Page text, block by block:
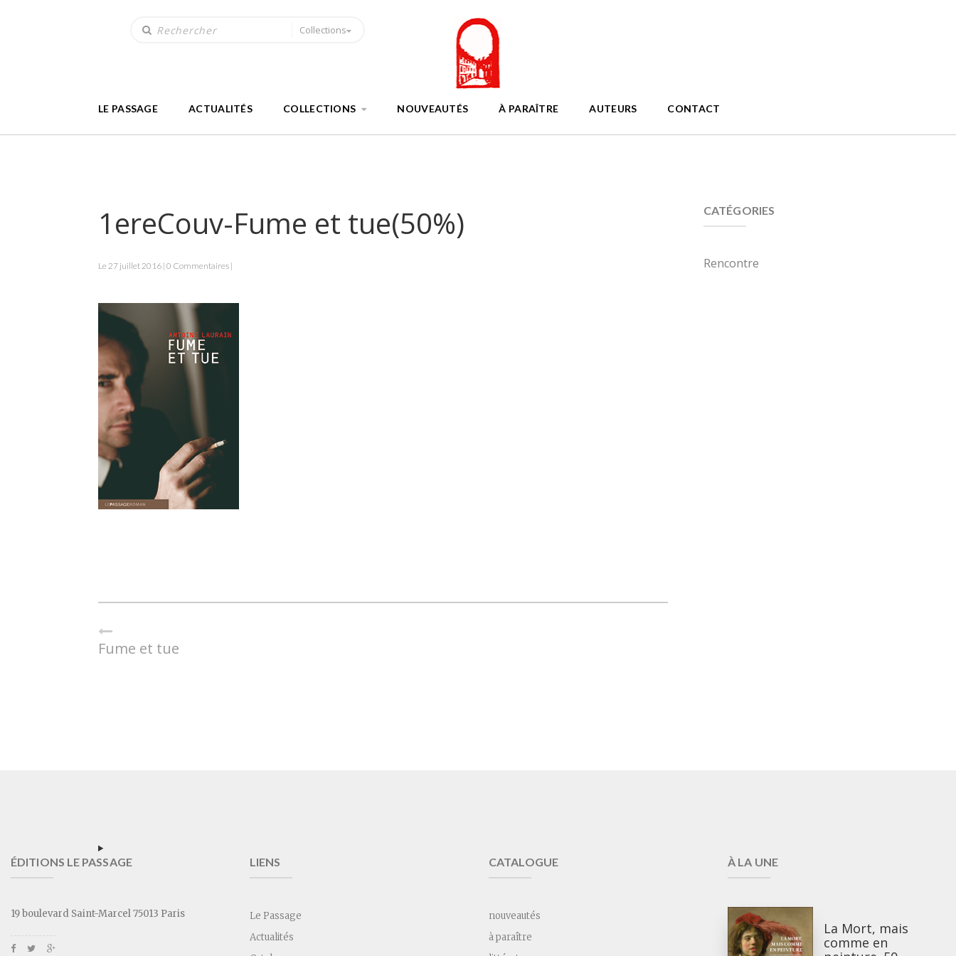
Collections
LE PASSAGE ACTUALITÉS COLLECTIONS NOUVEAUTÉS À PARAÎTRE AUTEURS CONTACT
1ereCouv-Fume et tue(50%)
Le 27 juillet 2016 | 0 Commentaires |
Fume et tue
CATÉGORIES
Rencontre
ÉDITIONS LE PASSAGE
19 boulevard Saint-Marcel 75013 Paris
LIENS
Le Passage
Actualités
CATALOGUE
nouveautés
à paraître
À LA UNE
La Mort, mais
comme en